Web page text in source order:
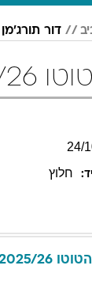
דור תורג'מן
24/
חלוץ
2025/26